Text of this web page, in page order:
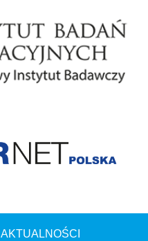
AKTUALNOŚCI